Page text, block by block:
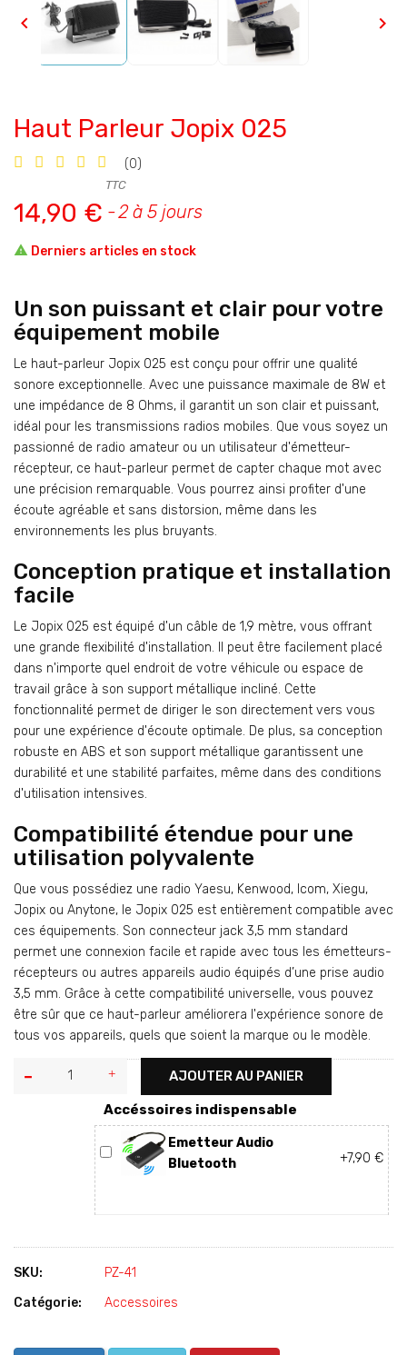
 
Haut Parleur Jopix 025
(0)
14,90 €
TTC
2 à 5 jours
 Derniers articles en stock
Un son puissant et clair pour votre
équipement mobile
Le haut-parleur Jopix 025 est conçu pour offrir une qualité
sonore exceptionnelle. Avec une puissance maximale de 8W et
une impédance de 8 Ohms, il garantit un son clair et puissant,
idéal pour les transmissions radios mobiles. Que vous soyez un
passionné de radio amateur ou un utilisateur d'émetteur-
récepteur, ce haut-parleur permet de capter chaque mot avec
une précision remarquable. Vous pourrez ainsi profiter d'une
écoute agréable et sans distorsion, même dans les
environnements les plus bruyants.
Conception pratique et installation
facile
Le Jopix 025 est équipé d'un câble de 1,9 mètre, vous offrant
une grande flexibilité d'installation. Il peut être facilement placé
dans n'importe quel endroit de votre véhicule ou espace de
travail grâce à son support métallique incliné. Cette
fonctionnalité permet de diriger le son directement vers vous
pour une expérience d'écoute optimale. De plus, sa conception
robuste en ABS et son support métallique garantissent une
durabilité et une stabilité parfaites, même dans des conditions
d'utilisation intensives.
Compatibilité étendue pour une
utilisation polyvalente
Que vous possédiez une radio Yaesu, Kenwood, Icom, Xiegu,
Jopix ou Anytone, le Jopix 025 est entièrement compatible avec
ces équipements. Son connecteur jack 3,5 mm standard
permet une connexion facile et rapide avec tous les émetteurs-
récepteurs ou autres appareils audio équipés d’une prise audio
3,5 mm. Grâce à cette compatibilité universelle, vous pouvez
être sûr que ce haut-parleur améliorera l'expérience sonore de
tous vos appareils, quels que soient la marque ou le modèle.
AJOUTER AU PANIER
Accéssoires indispensable
Emetteur Audio
Bluetooth
+7,90 €
SKU:
PZ-41
Catégorie:
Accessoires